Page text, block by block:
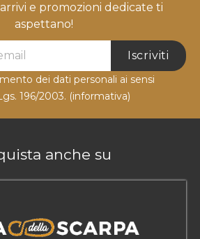
e promozioni dedicate ti
aspettano!
Iscriviti
dei dati personali ai sensi
196/2003. (informativa)
anche su